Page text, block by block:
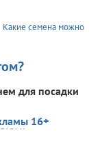
Какие семена можно
для посадки
16+